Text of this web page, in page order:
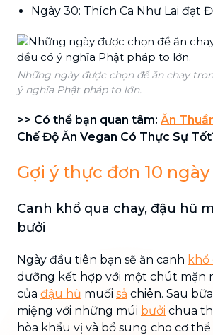
Ngày 30: Thích Ca Như Lai đạt
Những ngày được chọn để ăn chay
ý nghĩa Phật pháp to lớn.
>> Có thể bạn quan tâm: Ăn
Chế Độ Ăn Vegan Có Thực Sự
Gợi ý thực đơn 10
Canh khổ qua chay, đậu hũ
bưởi
Ngày đầu tiên bạn sẽ ăn canh khổ
dưỡng kết hợp với một chút mặn
của đậu hũ muối sả chiên. Sau
miệng với những múi bưởi chua
hòa khẩu vị và bổ sung cho cơ